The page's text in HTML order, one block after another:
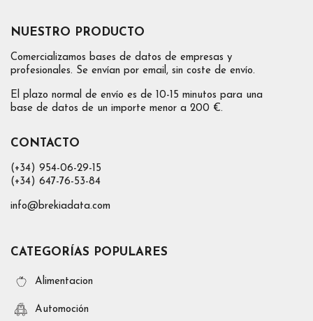
NUESTRO PRODUCTO
Comercializamos bases de datos de empresas y
profesionales. Se envían por email, sin coste de envío.
El plazo normal de envío es de 10-15 minutos para una
base de datos de un importe menor a 200 €.
CONTACTO
(+34) 954-06-29-15
(+34) 647-76-53-84
info@brekiadata.com
CATEGORÍAS POPULARES
Alimentacion
Automoción